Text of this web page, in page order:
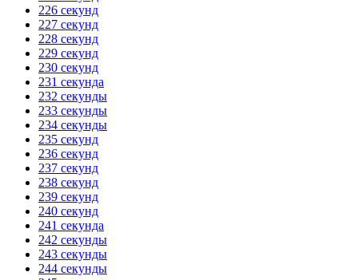
226 секунд
227 секунд
228 секунд
229 секунд
230 секунд
231 секунда
232 секунды
233 секунды
234 секунды
235 секунд
236 секунд
237 секунд
238 секунд
239 секунд
240 секунд
241 секунда
242 секунды
243 секунды
244 секунды